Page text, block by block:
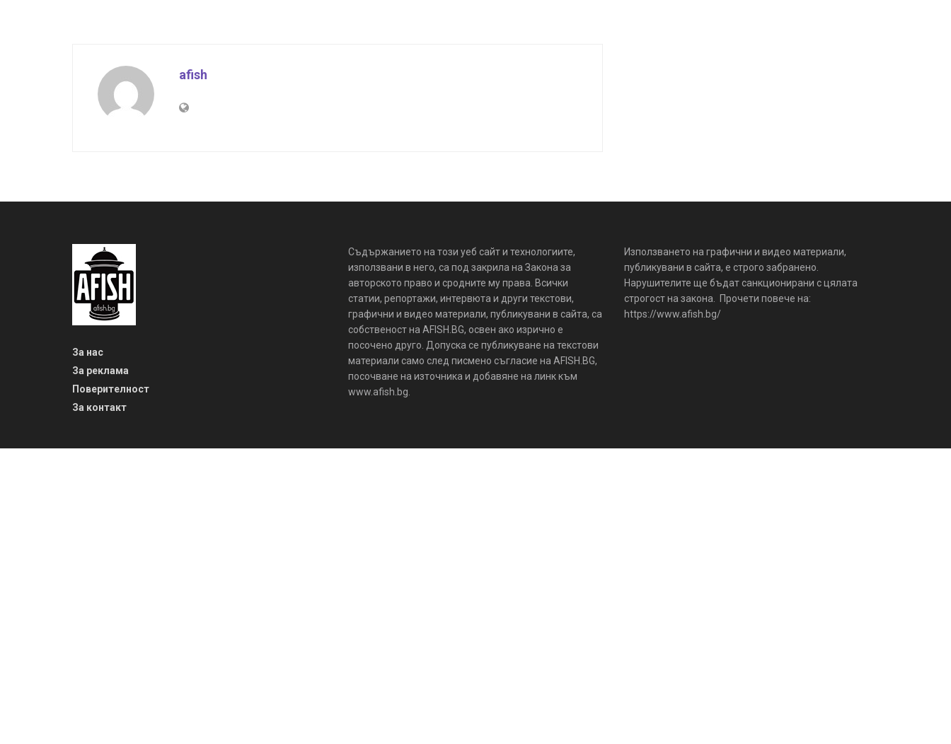
afish
За нас
За реклама
Поверителност
За контакт
Съдържанието на този уеб сайт и технологиите,
използвани в него, са под закрила на Закона за
авторското право и сродните му права. Всички
статии, репортажи, интервюта и други текстови,
графични и видео материали, публикувани в сайта, са
собственост на AFISH.BG, освен ако изрично е
посочено друго. Допуска се публикуване на текстови
материали само след писмено съгласие на AFISH.BG,
посочване на източника и добавяне на линк към
www.afish.bg.
Използването на графични и видео материали,
публикувани в сайта, е строго забранено.
Нарушителите ще бъдат санкционирани с цялата
строгост на закона. Прочети повече на:
https://www.afish.bg/